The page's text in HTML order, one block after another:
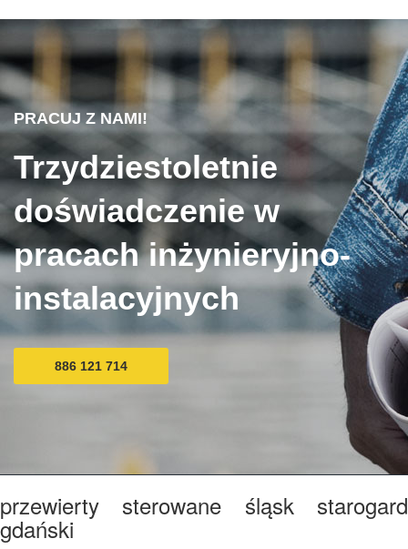
PRACUJ Z NAMI!
Trzydziestoletnie
doświadczenie w
pracach inżynieryjno-
instalacyjnych
886 121 714
przewierty sterowane śląsk starogard
gdański